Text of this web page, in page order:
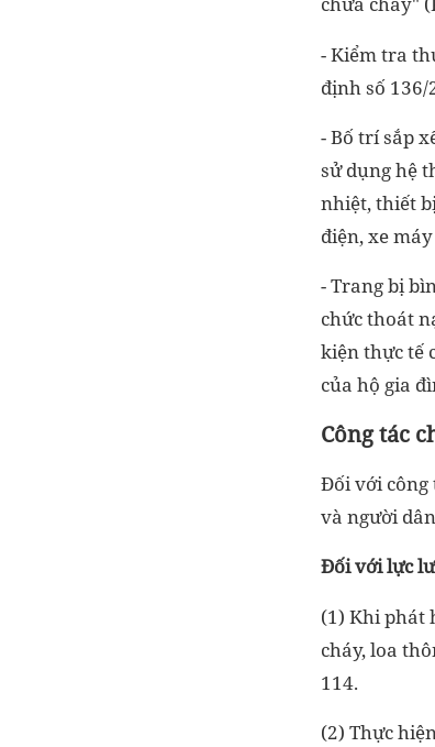
- Kiểm tra
định số 136/
- Bố trí sắp
sử dụng hệ
nhiệt, thiết
điện, xe
- Trang bị
chức thoát
kiện thực tế
của hộ gia
Công tác
Đối với công
và người
Đối với lực
(1) Khi phát
cháy, loa
114.
(2) Thực